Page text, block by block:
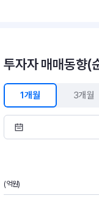
투자자 매매동향(
1개월 3개월